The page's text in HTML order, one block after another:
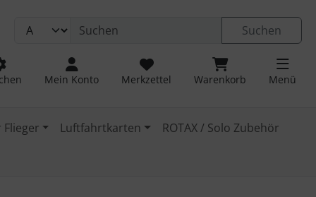
Suchen
Mein Konto Merkzettel Warenkorb Menü
Luftfahrtkarten ROTAX / Solo Zubehör